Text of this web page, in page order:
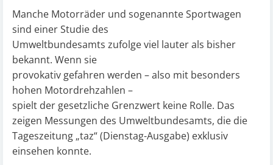
Manche Motorräder und sogenannte Sportwagen
sind einer Studie des
Umweltbundesamts zufolge viel lauter als bisher
bekannt. Wenn sie
provokativ gefahren werden – also mit besonders
hohen Motordrehzahlen –
spielt der gesetzliche Grenzwert keine Rolle. Das
zeigen Messungen des Umweltbundesamts, die die
Tageszeitung „taz“ (Dienstag-Ausgabe) exklusiv
einsehen konnte.